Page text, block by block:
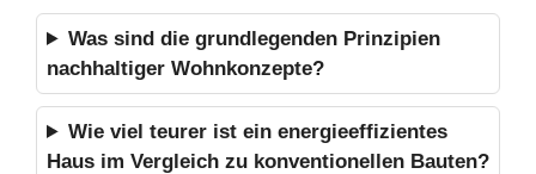
Was sind die grundlegenden Prinzipien
nachhaltiger Wohnkonzepte?
Wie viel teurer ist ein energieeffizientes
Haus im Vergleich zu konventionellen Bauten?